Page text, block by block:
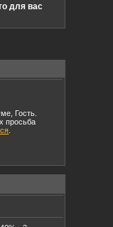
для вас
Гость.
просьба